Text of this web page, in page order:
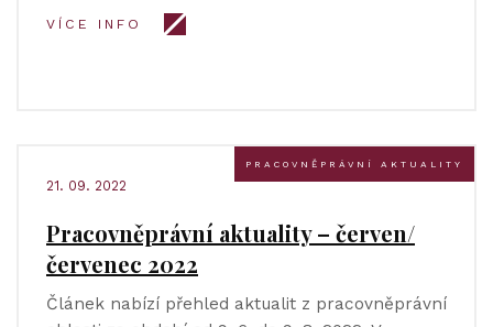
VÍCE INFO
PRACOVNĚPRÁVNÍ AKTUALITY
21. 09. 2022
Pracovněprávní aktuality – červen/
červenec 2022
Článek nabízí přehled aktualit z pracovněprávní